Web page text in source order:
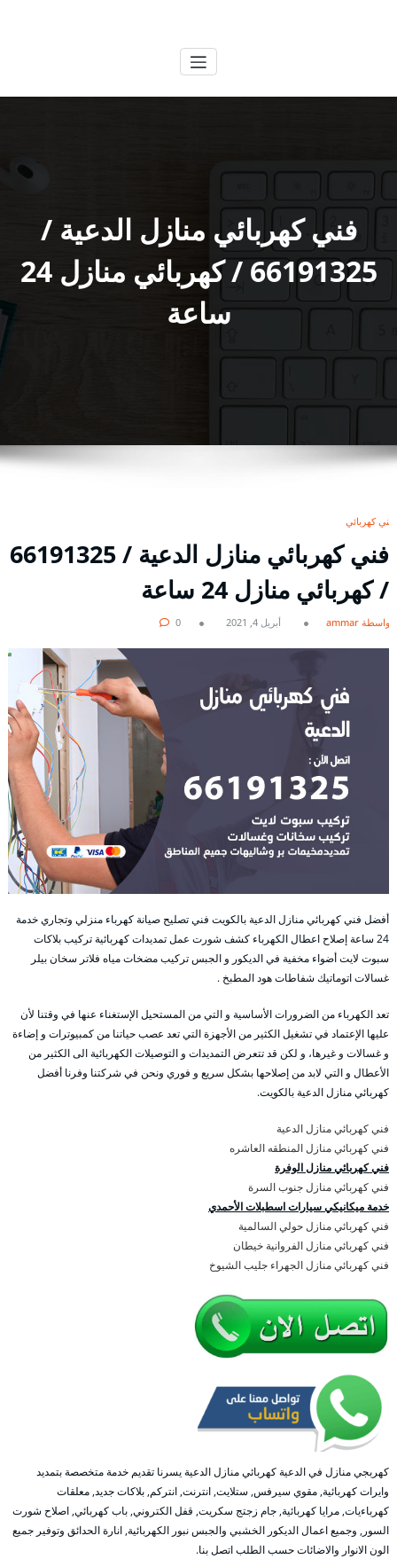
فني كهربائي منازل الدعية /
66191325 / كهربائي منازل 24
ساعة
فني كهربائي
فني كهربائي منازل الدعية / 66191325
/ كهربائي منازل 24 ساعة
بواسطة ammar أبريل 4, 2021 0
أفضل فني كهربائي منازل الدعية بالكويت فني تصليح صيانة كهرباء منزلي وتجاري خدمة
24 ساعة إصلاح اعطال الكهرباء كشف شورت عمل تمديدات كهربائية تركيب بلاكات
سبوت لايت أضواء مخفية في الديكور و الجبس تركيب مضخات مياه فلاتر سخان بيلر
غسالات اتوماتيك شفاطات هود المطبخ .
تعد الكهرباء من الضرورات الأساسية و التي من المستحيل الإستغناء عنها في وقتنا لأن
عليها الإعتماد في تشغيل الكثير من الأجهزة التي تعد عصب حياتنا من كمبيوترات و إضاءة
و غسالات و غيرها، و لكن قد تتعرض التمديدات و التوصيلات الكهربائية الى الكثير من
الأعطال و التي لابد من إصلاحها بشكل سريع و فوري ونحن في شركتنا وفرنا أفضل
كهربائي منازل الدعية بالكويت.
فني كهربائي منازل الدعية
فني كهربائي منازل المنطقه العاشره
فني كهربائي منازل الوفرة
فني كهربائي منازل جنوب السرة
خدمة ميكانيكي سيارات اسطبلات الأحمدي
فني كهربائي منازل حولي السالمية
فني كهربائي منازل الفروانية خيطان
فني كهربائي منازل الجهراء جليب الشيوخ
كهربجي منازل في الدعية كهربائي منازل الدعية يسرنا تقديم خدمة متخصصة بتمديد
وايرات كهربائية, مقوي سيرفس, ستلايت, انترنت, انتركم, بلاكات جديد, معلقات
كهرباءيات, مرايا كهربائية, جام زجتج سكريت, قفل الكتروني, باب كهربائي, اصلاح شورت
السور, وجميع اعمال الديكور الخشبي والجبس نبور الكهربائية, انارة الحدائق وتوفير جميع
الون الانوار والاضائات حسب الطلب اتصل بنا.